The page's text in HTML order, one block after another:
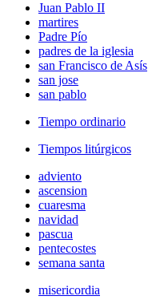
Juan Pablo II
martires
Padre Pío
padres de la iglesia
san Francisco de Asís
san jose
san pablo
Tiempo ordinario
Tiempos litúrgicos
adviento
ascension
cuaresma
navidad
pascua
pentecostes
semana santa
misericordia